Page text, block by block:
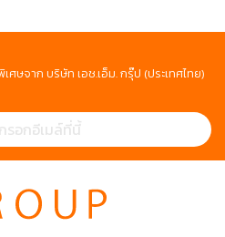
ศษจาก บริษัท เอช.เอ็ม. กรุ๊ป (ประเทศไทย)